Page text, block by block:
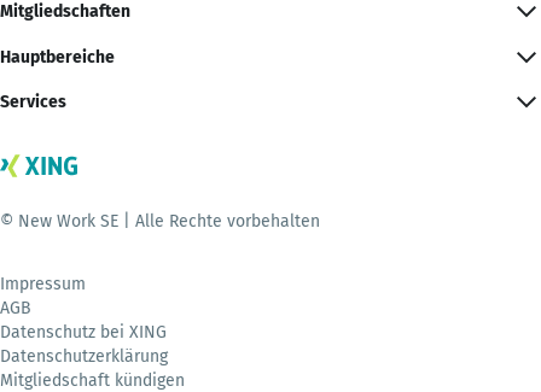
Mitgliedschaften
Hauptbereiche
Services
© New Work SE | Alle Rechte vorbehalten
Impressum
AGB
Datenschutz bei XING
Datenschutzerklärung
Mitgliedschaft kündigen